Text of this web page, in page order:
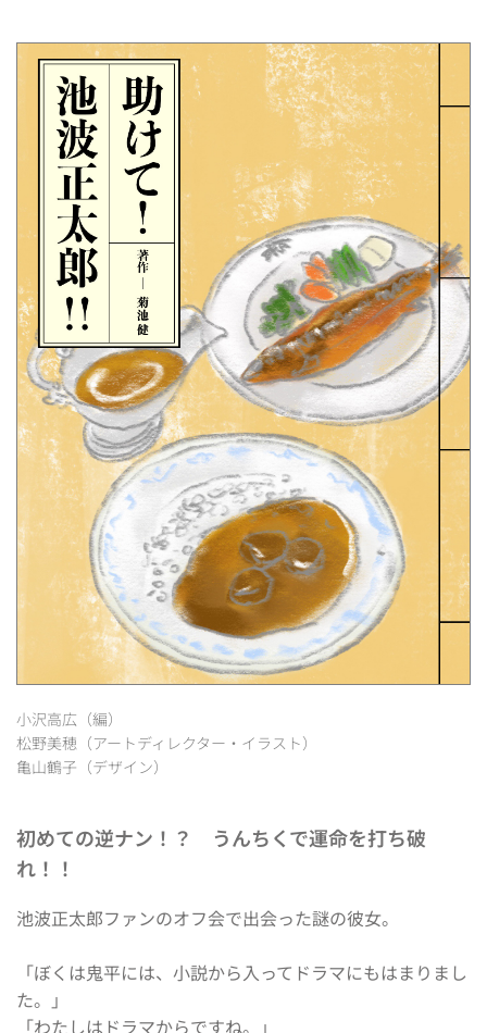
小沢高広（編）
松野美穂（アートディレクター・イラスト）
亀山鶴子（デザイン）
初めての逆ナン！？　うんちくで運命を打ち破
れ！！
池波正太郎ファンのオフ会で出会った謎の彼女。
「ぼくは鬼平には、小説から入ってドラマにもはまりまし
た。」
「わたしはドラマからですね。」